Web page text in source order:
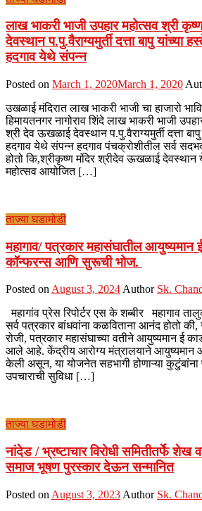
लाख भाकरी भाजी उपहार महोत्सव श्री
देवस्थान प.पु.वैराग्यमुर्ती दत्ता बापु यांच्या
हदगाव येथे संपन्न
Posted on March 1, 2020March 1, 2020
उखळाई मंदिरात लाख भाकरी भाजी चा हाजारो
हिमायतनगर नागोराव शिंदे लाख भाकरी भाजी
श्री देव ऊखळाई देवस्थान प.पु.वैराग्यमुर्ती दत्ता
हदगाव येथे संपन्न हदगाव पंचक्रोशीतील सर्व
होतो कि,श्रीकृष्ण मंदिर श्रीदेव ऊखळाई देवस्थान
महोत्सव आयोजित […]
ताज्या घडामोडी
महागाव/ पत्रकार महासंघातील आयुष्यमान
कॉन्फरन्स आणि सुरूची भोज.
Posted onAugust 3, 2024Author Sk.
महागांव प्रेस रिपोर्टर एस के शब्बीर महागाव
सर्व पत्रकार बांधवांना कळविताना आनंद होतो
रोजी, पत्रकार महासंघाच्या वतीने आयुष्यमान ई
आले आहे. केंद्रीय आरोग्य मंत्रालयाने आयुष्यमान
केली असून, या योजनेत सहभागी होणाऱ्या
उपचाराची सुविधा […]
ताज्या घडामोडी
नांदेड / भ्रष्टाचार विरोधी समितीतर्फे शेख
समाज भूषण पुरस्कार देऊन सन्मानित
Posted on August 3, 2023 Author Sk.